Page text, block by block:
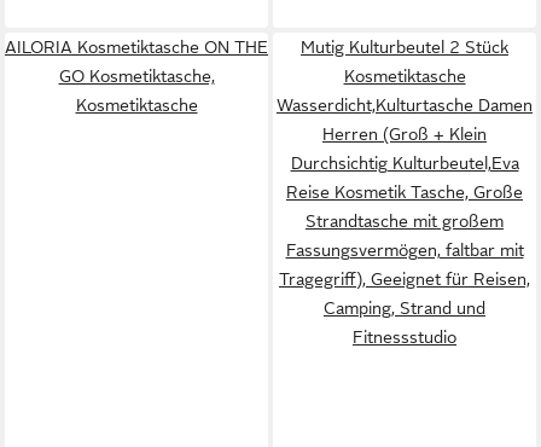
AILORIA Kosmetiktasche ON THE
GO Kosmetiktasche,
Kosmetiktasche
Mutig Kulturbeutel 2 Stück
Kosmetiktasche
Wasserdicht,Kulturtasche Damen
Herren (Groß + Klein
Durchsichtig Kulturbeutel,Eva
Reise Kosmetik Tasche, Große
Strandtasche mit großem
Fassungsvermögen, faltbar mit
Tragegriff), Geeignet für Reisen,
Camping, Strand und
Fitnessstudio